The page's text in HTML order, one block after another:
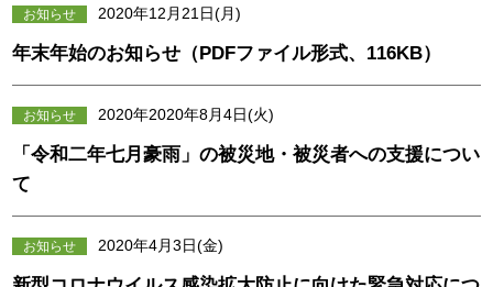
お知らせ 2020年12月21日(月)
年末年始のお知らせ（PDFファイル形式、116KB）
お知らせ 2020年2020年8月4日(火)
「令和二年七月豪雨」の被災地・被災者への支援につい
て
お知らせ 2020年4月3日(金)